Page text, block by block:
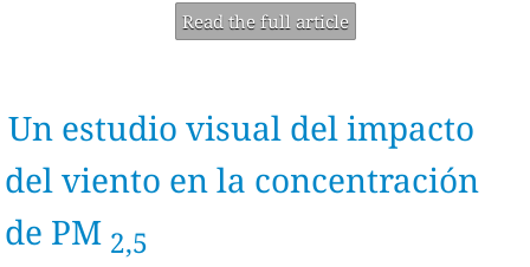
Read the full article
Un estudio visual del impacto
del viento en la concentración
de PM 2,5